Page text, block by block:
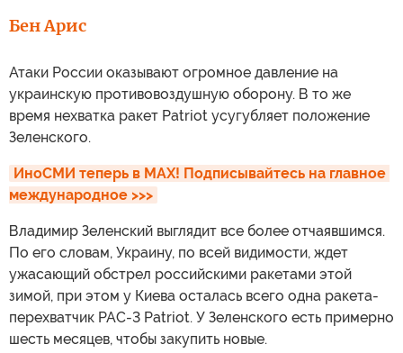
Бен Арис
Атаки России оказывают огромное давление на
украинскую противовоздушную оборону. В то же
время нехватка ракет Patriot усугубляет положение
Зеленского.
ИноСМИ теперь в MAX! Подписывайтесь на главное
международное >>>
Владимир Зеленский выглядит все более отчаявшимся.
По его словам, Украину, по всей видимости, ждет
ужасающий обстрел российскими ракетами этой
зимой, при этом у Киева осталась всего одна ракета-
перехватчик PAC-3 Patriot. У Зеленского есть примерно
шесть месяцев, чтобы закупить новые.